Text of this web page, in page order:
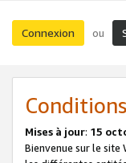
Connexion ou
Mises à jour: 15
Bienvenue sur le site